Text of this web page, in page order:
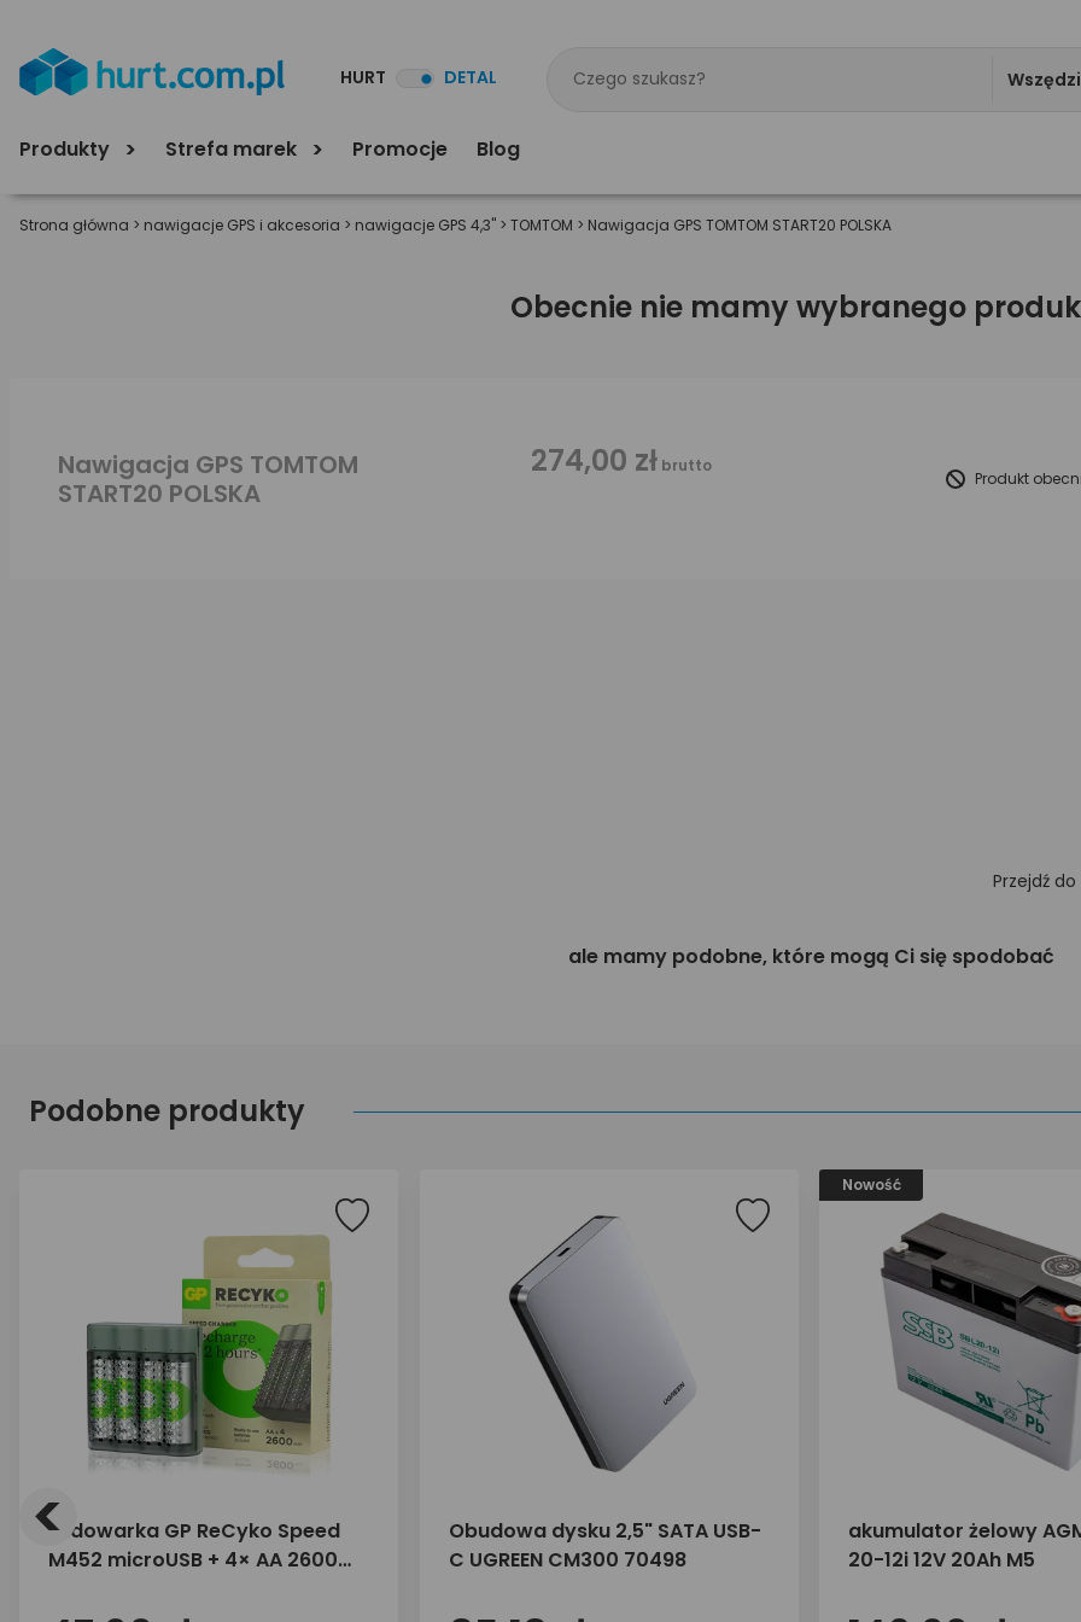
HURT DETAL
Produkty Strefa marek Promocje Blog
Strona główna > nawigacje GPS i akcesoria > nawigacje GPS 4,3" > TOMTOM > Nawigacja GPS TOMTOM START20 POLSKA
Obecnie nie mamy wybranego
Nawigacja GPS TOMTOM
START20 POLSKA
274,00 zł brutto
Produkt
Przejdź
ale mamy podobne, które mogą Ci się spodobać
Podobne produkty
Ładowarka GP ReCyko Speed
M452 microUSB + 4× AA 2600
Obudowa dysku 2,5" SATA USB-
C UGREEN CM300 70498
Nowość
akumulator żelowy
20-12i 12V 20Ah M5
<